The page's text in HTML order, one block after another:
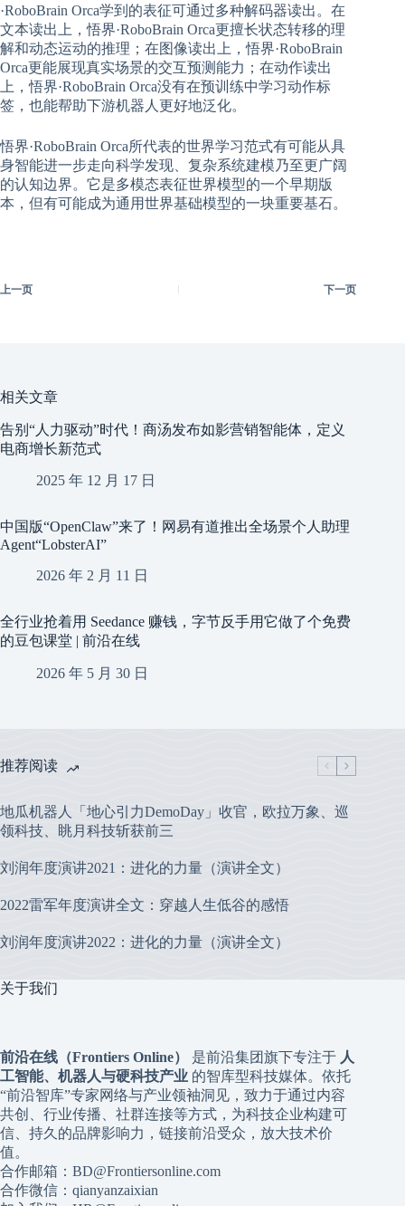
·RoboBrain Orca学到的表征可通过多种解码器读出。在
文本读出上，悟界·RoboBrain Orca更擅长状态转移的理
解和动态运动的推理；在图像读出上，悟界·RoboBrain
Orca更能展现真实场景的交互预测能力；在动作读出
上，悟界·RoboBrain Orca没有在预训练中学习动作标
签，也能帮助下游机器人更好地泛化。
悟界·RoboBrain Orca所代表的世界学习范式有可能从具
身智能进一步走向科学发现、复杂系统建模乃至更广阔
的认知边界。它是多模态表征世界模型的一个早期版
本，但有可能成为通用世界基础模型的一块重要基石。
上一页 下一页
相关文章
告别“人力驱动”时代！商汤发布如影营销智能体，定义
电商增长新范式
2025 年 12 月 17 日
中国版“OpenClaw”来了！网易有道推出全场景个人助理
Agent“LobsterAI”
2026 年 2 月 11 日
全行业抢着用 Seedance 赚钱，字节反手用它做了个免费
的豆包课堂 | 前沿在线
2026 年 5 月 30 日
推荐阅读
地瓜机器人「地心引力DemoDay」收官，欧拉万象、巡
领科技、眺月科技斩获前三
刘润年度演讲2021：进化的力量（演讲全文）
2022雷军年度演讲全文：穿越人生低谷的感悟
刘润年度演讲2022：进化的力量（演讲全文）
关于我们
前沿在线（Frontiers Online） 是前沿集团旗下专注于 人
工智能、机器人与硬科技产业 的智库型科技媒体。依托
“前沿智库”专家网络与产业领袖洞见，致力于通过内容
共创、行业传播、社群连接等方式，为科技企业构建可
信、持久的品牌影响力，链接前沿受众，放大技术价
值。
合作邮箱：BD@Frontiersonline.com
合作微信：qianyanzaixian